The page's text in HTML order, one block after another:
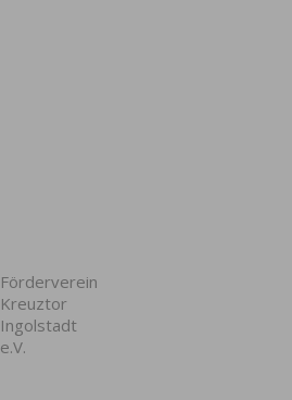
Förderverein
Kreuztor
Ingolstadt
e.V.